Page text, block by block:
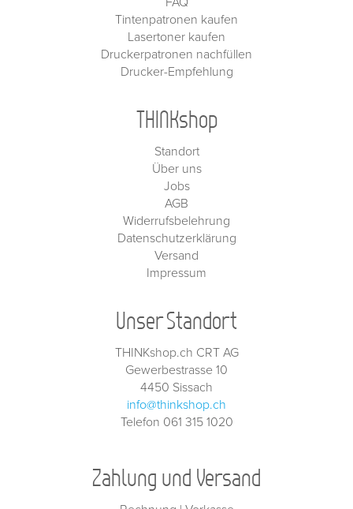
Tintenpatronen kaufen
Lasertoner kaufen
Druckerpatronen nachfüllen
Drucker-Empfehlung
THINKshop
Standort
Über uns
Jobs
AGB
Widerrufsbelehrung
Datenschutzerklärung
Versand
Impressum
Unser Standort
THINKshop.ch CRT AG
Gewerbestrasse 10
4450 Sissach
info@thinkshop.ch
Telefon 061 315 1020
Zahlung und Versand